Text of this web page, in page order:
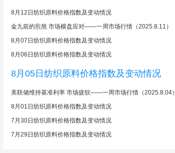
8月12日纺织原料价格指数及变动情况
金九前的煎熬 市场横盘应对——一周市场行情（2025.8.11）
8月07日纺织原料价格指数及变动情况
8月06日纺织原料价格指数及变动情况
8月05日纺织原料价格指数及变动情况
美联储维持基准利率 市场疲软——一周市场行情（2025.8.04）
8月01日纺织原料价格指数及变动情况
7月30日纺织原料价格指数及变动情况
7月29日纺织原料价格指数及变动情况